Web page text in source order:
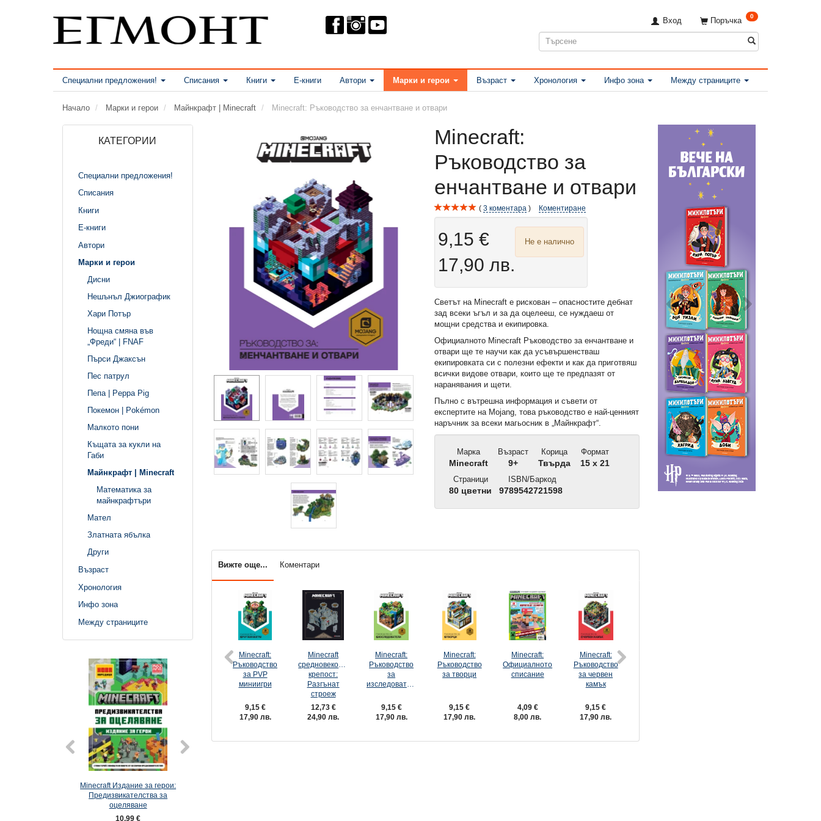
Поръчка 0
Вход
Специални предложения! Списания Книги Е-книги Автори Марки и герои Възраст Хронология Инфо зона Между страниците
Начало Марки и герои Майнкрафт | Minecraft Minecraft: Ръководство за енчантване и отвари
КАТЕГОРИИ
Специални предложения!
Списания
Книги
Е-книги
Автори
Марки и герои
Дисни
Нешънъл Джиографик
Хари Потър
Нощна смяна във
„Фреди“ | FNAF
Пърси Джаксън
Пес патрул
Пепа | Peppa Pig
Покемон | Pokémon
Малкото пони
Къщата за кукли на
Габи
Майнкрафт | Minecraft
Математика за
майнкрафтъри
Мател
Златната ябълка
Други
Възраст
Хронология
Инфо зона
Между страниците
Minecraft Издание за герои:
Предизвикателства за
Minecraft: Червен камък:
Minecraft:
Ръководство за
енчантване и отвари
3 коментара Коментиране
9,15 €
17,90 лв.
Не е налично
Светът на Minecraft е рискован – опасностите дебнат
зад всеки ъгъл и за да оцелееш, се нуждаеш от
мощни средства и екипировка.
Официалното Minecraft Ръководство за енчантване и
отвари ще те научи как да усъвършенстваш
екипировката си с полезни ефекти и как да приготвяш
всички видове отвари, които ще те предпазят от
наранявания и щети.
Пълно с вътрешна информация и съвети от
експертите на Mojang, това ръководство е най-ценният
наръчник за всеки магьосник в „Майнкрафт“.
Марка
Minecraft
Възраст
9+
Корица
Твърда
Формат
15 x 21
Страници
80 цветни
ISBN/Баркод
9789542721598
Вижте още... Коментари
Minecraft:
Ръководство
за PVP
миниигри
9,15 €
17,90 лв.
Minecraft
средновековна
крепост:
Разгънат
строеж
12,73 €
24,90 лв.
Minecraft:
Ръководство
за
изследователи
9,15 €
17,90 лв.
Minecraft:
Ръководство
за творци
9,15 €
17,90 лв.
Minecraft:
Официалното
списание
4,09 €
8,00 лв.
Minecraft:
Ръководство
за червен
камък
9,15 €
17,90 лв.